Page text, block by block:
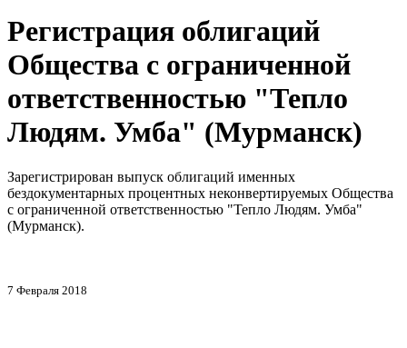
Регистрация облигаций
Общества с ограниченной
ответственностью "Тепло
Людям. Умба" (Мурманск)
Зарегистрирован выпуск облигаций именных
бездокументарных процентных неконвертируемых Общества
с ограниченной ответственностью "Тепло Людям. Умба"
(Мурманск).
7 Февраля 2018